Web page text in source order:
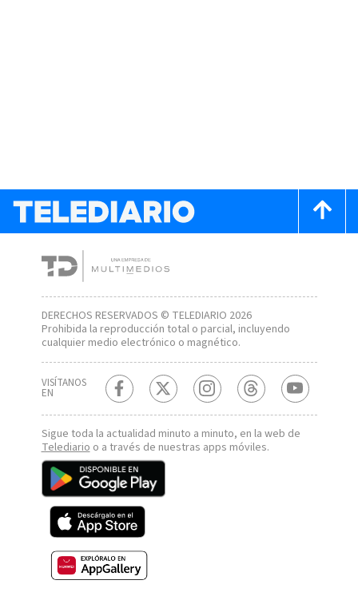
DERECHOS RESERVADOS © TELEDIARIO 2026
Prohibida la reproducción total o parcial, incluyendo
cualquier medio electrónico o magnético.
VISÍTANOS
EN
Sigue toda la actualidad minuto a minuto, en la web de
Telediario o a través de nuestras apps móviles.